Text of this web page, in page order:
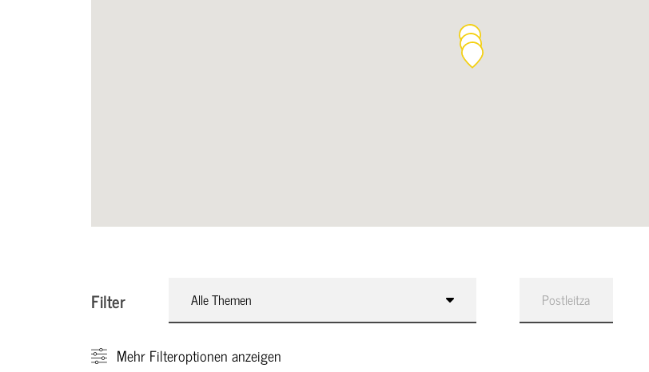
Filter Alle Themen
Mehr Filteroptionen anzeigen